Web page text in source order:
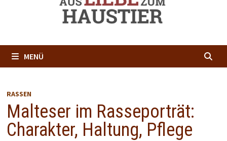
MENÜ
RASSEN
Malteser im Rasseporträt:
Charakter, Haltung, Pflege